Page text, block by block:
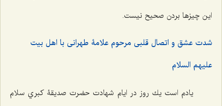
اين چيزها بردن صحيح نيست.
شدت عشق و اتصال قلبی مرحوم علامۀ طهرانی با اهل بیت
علیهم السلام
يادم است يك روز در ايام شهادت حضرت صديقۀ كبري سلام